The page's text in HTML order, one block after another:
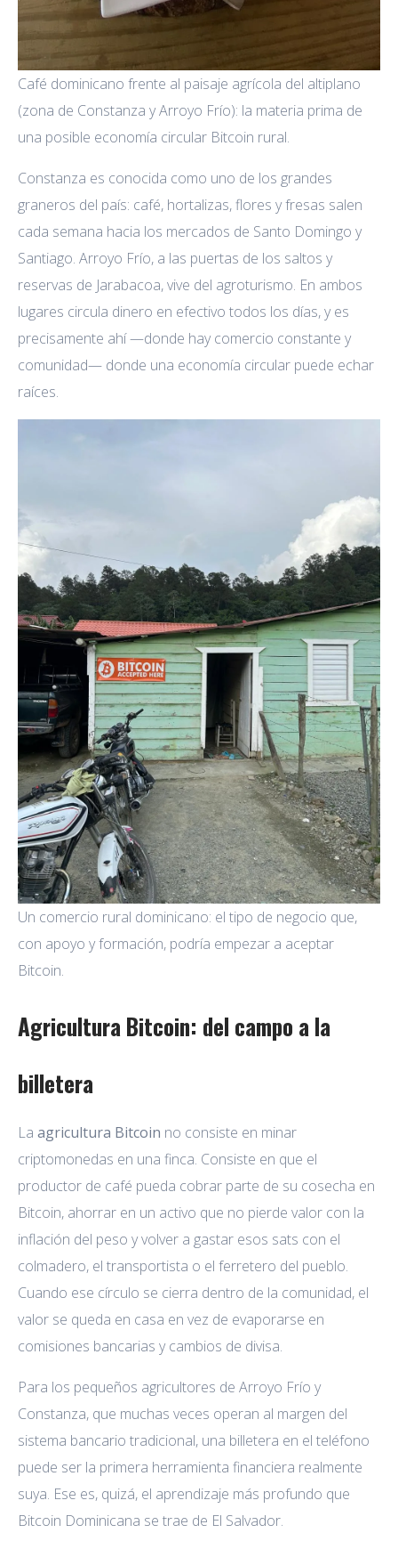
Café dominicano frente al paisaje agrícola del altiplano
(zona de Constanza y Arroyo Frío): la materia prima de
una posible economía circular Bitcoin rural.
Constanza es conocida como uno de los grandes
graneros del país: café, hortalizas, flores y fresas salen
cada semana hacia los mercados de Santo Domingo y
Santiago. Arroyo Frío, a las puertas de los saltos y
reservas de Jarabacoa, vive del agroturismo. En ambos
lugares circula dinero en efectivo todos los días, y es
precisamente ahí —donde hay comercio constante y
comunidad— donde una economía circular puede echar
raíces.
Un comercio rural dominicano: el tipo de negocio que,
con apoyo y formación, podría empezar a aceptar
Bitcoin.
Agricultura Bitcoin: del campo a la
billetera
La agricultura Bitcoin no consiste en minar
criptomonedas en una finca. Consiste en que el
productor de café pueda cobrar parte de su cosecha en
Bitcoin, ahorrar en un activo que no pierde valor con la
inflación del peso y volver a gastar esos sats con el
colmadero, el transportista o el ferretero del pueblo.
Cuando ese círculo se cierra dentro de la comunidad, el
valor se queda en casa en vez de evaporarse en
comisiones bancarias y cambios de divisa.
Para los pequeños agricultores de Arroyo Frío y
Constanza, que muchas veces operan al margen del
sistema bancario tradicional, una billetera en el teléfono
puede ser la primera herramienta financiera realmente
suya. Ese es, quizá, el aprendizaje más profundo que
Bitcoin Dominicana se trae de El Salvador.